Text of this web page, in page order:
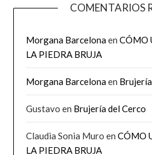
COMENTARIOS
Morgana BarcelonaenCÓMO
LA PIEDRA BRUJA
Morgana Barcelonaen
Gustavo en Brujería del Cerco
Claudia Sonia Muro enCÓMO
LA PIEDRA BRUJA